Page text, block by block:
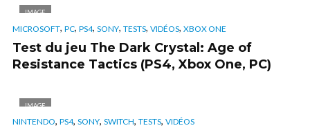
IMAGE
MICROSOFT, PC, PS4, SONY, TESTS, VIDÉOS, XBOX ONE
Test du jeu The Dark Crystal: Age of
Resistance Tactics (PS4, Xbox One, PC)
IMAGE
NINTENDO, PS4, SONY, SWITCH, TESTS, VIDÉOS